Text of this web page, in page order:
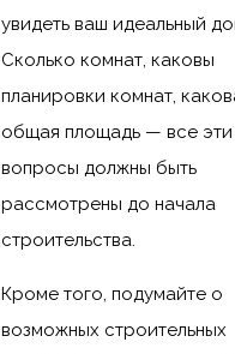
увидеть ваш идеальный
Сколько комнат, каковы
планировки комнат,
общая площадь — все эти
вопросы должны быть
рассмотрены до начала
строительства.
Кроме того, подумайте о
возможных строительных